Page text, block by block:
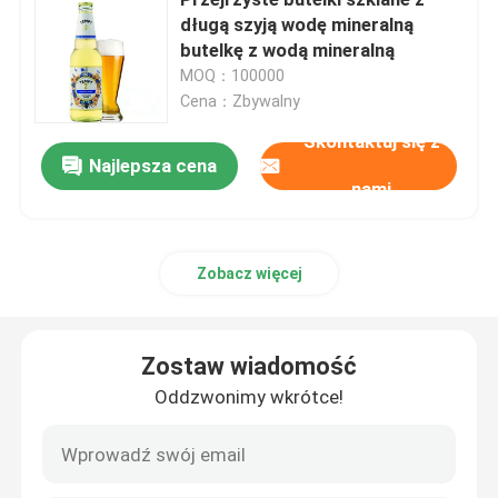
Szklana butelka na napoje
Sprzęt magazynowy
gazowana maszyna do napełniania
Preformy z tworzyw sztucznych PET
długą szyją wodę mineralną
butelkę z wodą mineralną
MOQ：100000
Cena：Zbywalny
Najlepsza cena
Skontaktuj się z
nami
Zobacz więcej
Zostaw wiadomość
Oddzwonimy wkrótce!